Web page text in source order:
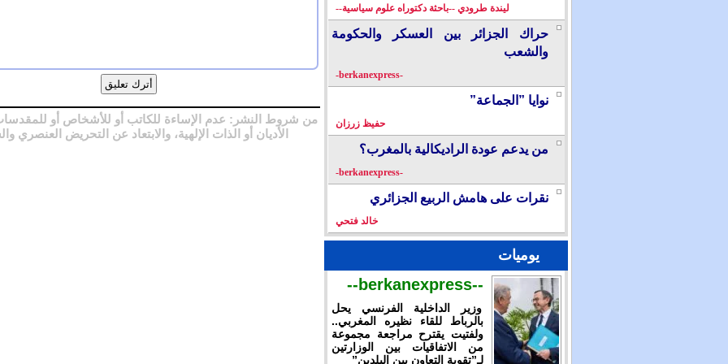
ليندة طرودي --باحثة دكتوراه علوم سياسية--
حراك الجزائر بين العسكر والحكومة
والشعب
-berkanexpress-
نوايا ”الجماعة”
حفيظ زرزان
من يدعم عودة الراديكالية بالمغرب؟
-berkanexpress-
نقرات على هامش الربيع الجزائري
خالد فتحي
يوميات
--berkanexpress--
وزير الداخلية الفرنسي يحل
بالرباط للقاء نظيره المغربي..
ولفتيت يقترح مراجعة مجموعة
من الاتفاقيات بين الوزارتين
لـ”تقوية التعاون بين البلدين”
من شروط النشر: عدم الإساءة للكاتب أو للأشخاص أو
الأديان أو الذات الإلهية، والابتعاد عن التحريض العنصري